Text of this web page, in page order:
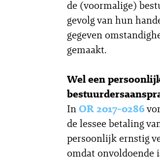
de (voormalige)
gevolg van hun
gegeven
gemaakt.
Wel een
InOR 2017-0286
de lessee betaling
persoonlijk ernstig
omdat onvoldoende